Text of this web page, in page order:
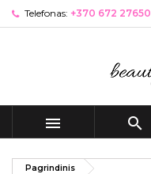
Telefonas: +370 672 27650
 
Pagrindinis